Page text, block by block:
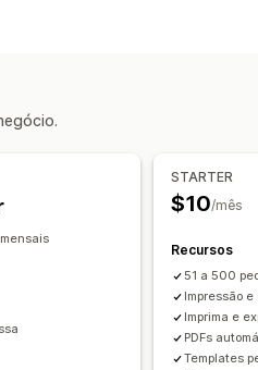
Números das faturas
Logos
de PDF
dos dados
STARTER
$10/mês
Recursos
51 a 500
Impressão
Imprima e
PDFs
Templates